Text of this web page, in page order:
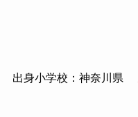
出身小学校：神奈川県